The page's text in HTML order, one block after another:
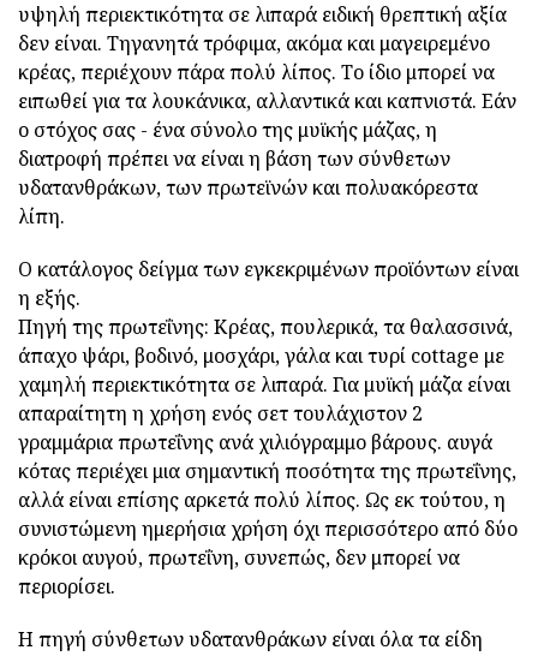
υψηλή περιεκτικότητα σε λιπαρά ειδική θρεπτική αξία
δεν είναι. Τηγανητά τρόφιμα, ακόμα και μαγειρεμένο
κρέας, περιέχουν πάρα πολύ λίπος. Το ίδιο μπορεί να
ειπωθεί για τα λουκάνικα, αλλαντικά και καπνιστά. Εάν
ο στόχος σας - ένα σύνολο της μυϊκής μάζας, η
διατροφή πρέπει να είναι η βάση των σύνθετων
υδατανθράκων, των πρωτεϊνών και πολυακόρεστα
λίπη.
Ο κατάλογος δείγμα των εγκεκριμένων προϊόντων είναι
η εξής.
Πηγή της πρωτεΐνης: Κρέας, πουλερικά, τα θαλασσινά,
άπαχο ψάρι, βοδινό, μοσχάρι, γάλα και τυρί cottage με
χαμηλή περιεκτικότητα σε λιπαρά. Για μυϊκή μάζα είναι
απαραίτητη η χρήση ενός σετ τουλάχιστον 2
γραμμάρια πρωτεΐνης ανά χιλιόγραμμο βάρους. αυγά
κότας περιέχει μια σημαντική ποσότητα της πρωτεΐνης,
αλλά είναι επίσης αρκετά πολύ λίπος. Ως εκ τούτου, η
συνιστώμενη ημερήσια χρήση όχι περισσότερο από δύο
κρόκοι αυγού, πρωτεΐνη, συνεπώς, δεν μπορεί να
περιορίσει.
Η πηγή σύνθετων υδατανθράκων είναι όλα τα είδη